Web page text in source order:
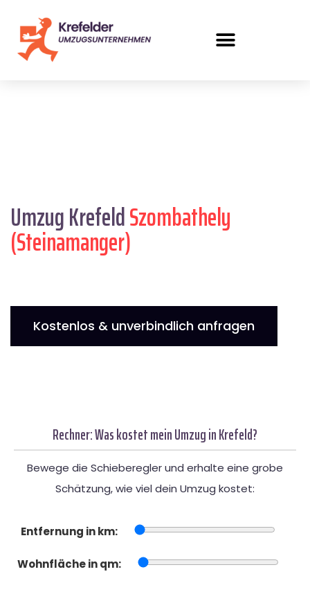
Umzug KrefeldSzombathely
(Steinamanger)
Kostenlos & unverbindlich anfragen
Rechner: Was kostet mein Umzug in Krefeld?
Bewege die Schieberegler und erhalte eine grobe
Schätzung, wie viel dein Umzug kostet:
Entfernung in km:
Wohnfläche in qm: